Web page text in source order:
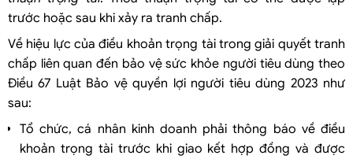
trước hoặc sau khi xảy ra tranh chấp.
Về hiệu lực của điều khoản trọng tài trong giải quyết tranh
chấp liên quan đến bảo vệ sức khỏe người tiêu dùng theo
Điều 67 Luật Bảo vệ quyền lợi người tiêu dùng 2023 như
sau:
Tổ chức, cá nhân kinh doanh phải thông báo về điều
khoản trọng tài trước khi giao kết hợp đồng và được